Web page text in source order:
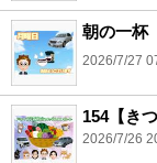
朝の一
2026/7/27
154【き
2026/7/26